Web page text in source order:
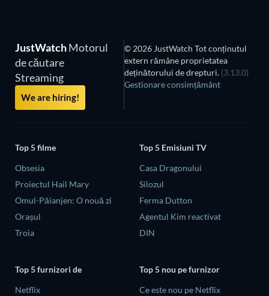
JustWatchMotorul
de căutare
Streaming
We are hiring!
© 2026 JustWatch Tot conținutul
extern rămâne proprietatea
deținătorului de drepturi. (3.13.0)
Gestionare consimțământ
Top 5 filme
Obsesia
Proiectul Hail Mary
Omul-Păianjen: O nouă zi
Orașul
Troia
Top 5 Emisiuni TV
Casa Dragonului
Silozul
Ferma Dutton
Agentul Kim reactivat
DIN
Top 5 furnizori de
Netflix
Top 5 nou pe furnizor
Ce este nou pe Netflix